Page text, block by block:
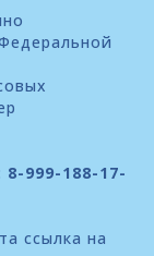
8-999-188-17-
ссылка на